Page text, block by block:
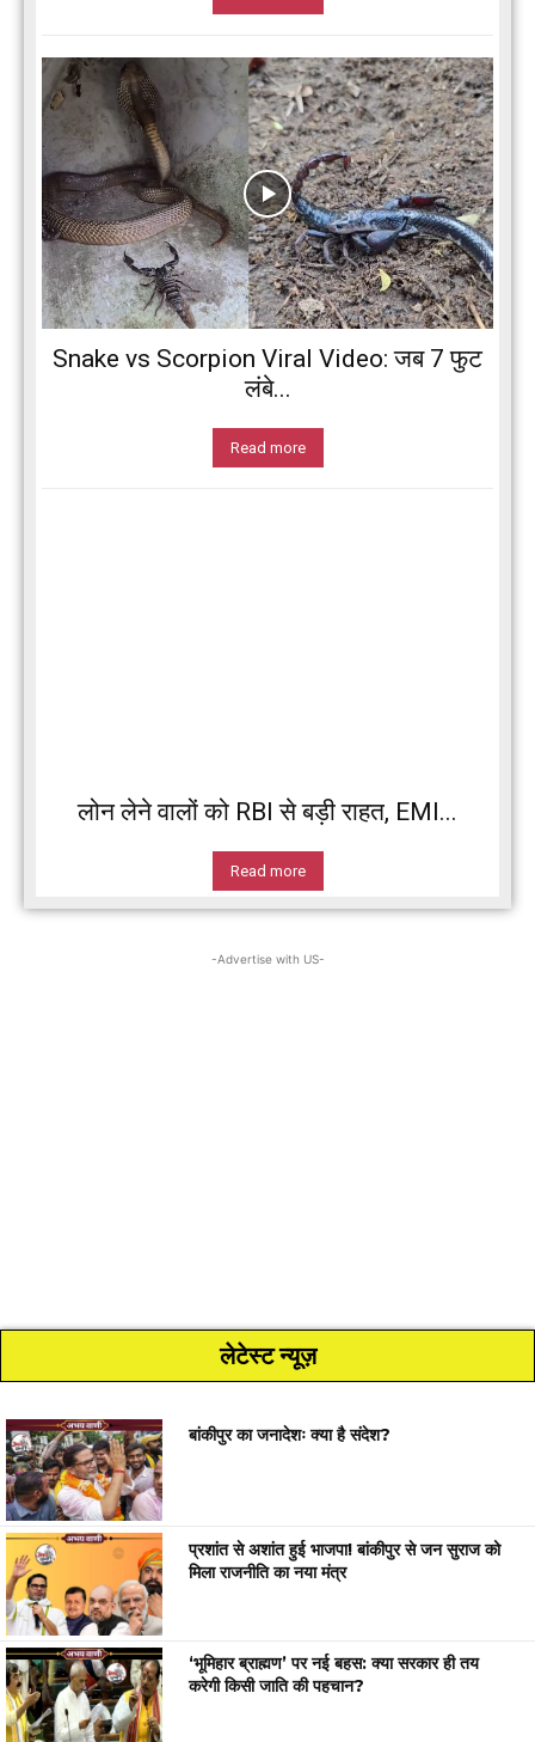
Snake vs Scorpion Viral Video: जब 7 फुट
लंबे...
Read more
लोन लेने वालों को RBI से बड़ी राहत, EMI...
Read more
-Advertise with US-
लेटेस्ट न्यूज़
बांकीपुर का जनादेशः क्या है संदेश?
प्रशांत से अशांत हुई भाजपा! बांकीपुर से जन सुराज को
मिला राजनीति का नया मंत्र
‘भूमिहार ब्राह्मण’ पर नई बहस: क्या सरकार ही तय
करेगी किसी जाति की पहचान?